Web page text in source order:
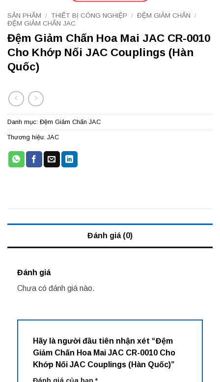
SẢN PHẨM / THIẾT BỊ CÔNG NGHIỆP / ĐỆM GIẢM CHẤN
/
ĐỆM GIẢM CHẤN JAC
Đệm Giảm Chấn Hoa Mai JAC CR-0010
Cho Khớp Nối JAC Couplings (Hàn
Quốc)
Danh mục: Đệm Giảm Chấn JAC
Thương hiệu: JAC
Đánh giá (0)
Đánh giá
Chưa có đánh giá nào.
Hãy là người đầu tiên nhận xét “Đệm
Giảm Chấn Hoa Mai JAC CR-0010 Cho
Khớp Nối JAC Couplings (Hàn Quốc)”